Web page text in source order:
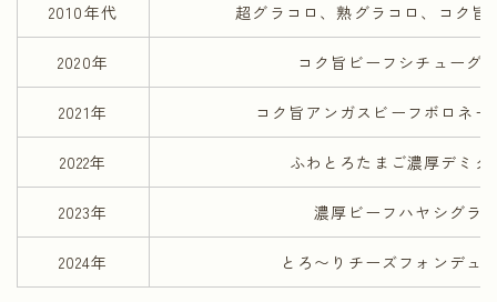
2010年代 超グラコロ、熟グラコロ、コク旨
2020年 コク旨ビーフシチューグ
2021年 コク旨アンガスビーフボロネ
2022年 ふわとろたまご濃厚デミグ
2023年 濃厚ビーフハヤシグラ
2024年 とろ〜りチーズフォンデュ